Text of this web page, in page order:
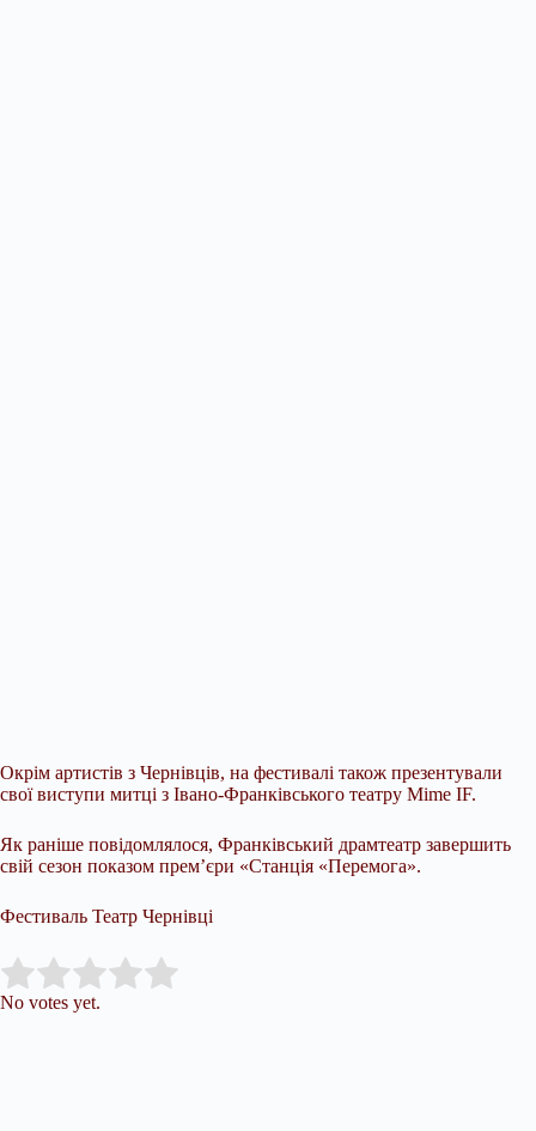
Окрім артистів з Чернівців, на фестивалі також презентували
свої виступи митці з Івано-Франківського театру Mime IF.
Як раніше повідомлялося, Франківський драмтеатр завершить
свій сезон показом прем’єри «Станція «Перемога».
Фестиваль Театр Чернівці
Rate this item:
No votes yet.